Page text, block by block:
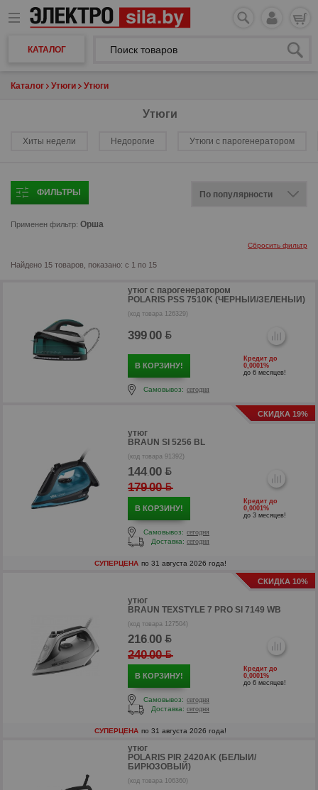
КАТАЛОГ
Каталог Утюги Утюги
Утюги
Хиты недели Недорогие Утюги с парогенератором
ФИЛЬТРЫ
Применен фильтр: Орша
Сбросить фильтр
Найдено 15 товаров, показано: с 1 по 15
утюг с парогенератором
POLARIS PSS 7510K (ЧЕРНЫЙ/ЗЕЛЕНЫЙ)
(код товара 126329)
399.00
р
В КОРЗИНУ!
Кредит до
0,0001%
до 6 месяцев!
Самовывоз: сегодня
СКИДКА 19%
утюг
BRAUN SI 5256 BL
(код товара 91392)
144.00
179.00
В КОРЗИНУ!
Кредит до
0,0001%
до 3 месяцев!
Самовывоз: сегодня
Доставка: сегодня
СУПЕРЦЕНА по 31 августа 2026 года!
СКИДКА 10%
утюг
BRAUN TEXSTYLE 7 PRO SI 7149 WB
(код товара 127504)
216.00
240.00
В КОРЗИНУ!
Кредит до
0,0001%
до 6 месяцев!
Самовывоз: сегодня
Доставка: сегодня
СУПЕРЦЕНА по 31 августа 2026 года!
утюг
POLARIS PIR 2420AK (БЕЛЫЙ/
БИРЮЗОВЫЙ)
(код товара 106360)